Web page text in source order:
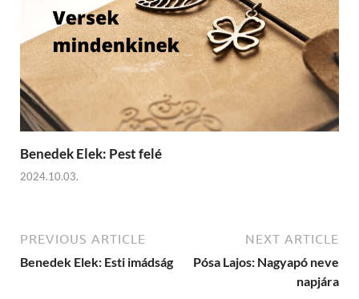
Benedek Elek: Pest felé
2024.10.03.
PREVIOUS ARTICLE
Benedek Elek: Esti imádság
NEXT ARTICLE
Pósa Lajos: Nagyapó neve
napjára